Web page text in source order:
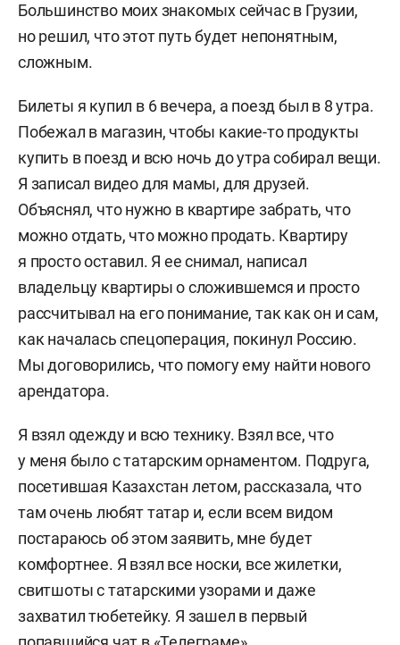
Большинство моих знакомых сейчас в Грузии,
но решил, что этот путь будет непонятным,
сложным.
Билеты я купил в 6 вечера, а поезд был в 8 утра.
Побежал в магазин, чтобы какие-то продукты
купить в поезд и всю ночь до утра собирал вещи.
Я записал видео для мамы, для друзей.
Объяснял, что нужно в квартире забрать, что
можно отдать, что можно продать. Квартиру
я просто оставил. Я ее снимал, написал
владельцу квартиры о сложившемся и просто
рассчитывал на его понимание, так как он и сам,
как началась спецоперация, покинул Россию.
Мы договорились, что помогу ему найти нового
арендатора.
Я взял одежду и всю технику. Взял все, что
у меня было с татарским орнаментом. Подруга,
посетившая Казахстан летом, рассказала, что
там очень любят татар и, если всем видом
постараюсь об этом заявить, мне будет
комфортнее. Я взял все носки, все жилетки,
свитшоты с татарскими узорами и даже
захватил тюбетейку. Я зашел в первый